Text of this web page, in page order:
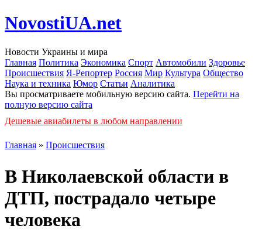
NovostiUA.net
Новости Украины и мира
Главная Политика Экономика Спорт Автомобили Здоровье
Происшествия Я-Репортер Россия Мир Культура Общество
Наука и техника Юмор Статьи Аналитика
Вы просматриваете мобильную версию сайта. Перейти на
полную версию сайта
Дешевые авиабилеты в любом направлении
Главная » Происшествия
В Николаевской области в
ДТП, пострадало четыре
человека